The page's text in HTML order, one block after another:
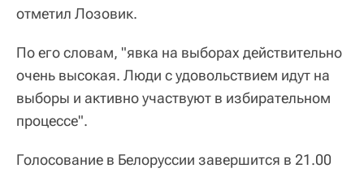
отметил Лозовик.
По его словам, "явка на выборах действительно
очень высокая. Люди с удовольствием идут на
выборы и активно участвуют в избирательном
процессе".
Голосование в Белоруссии завершится в 21.00